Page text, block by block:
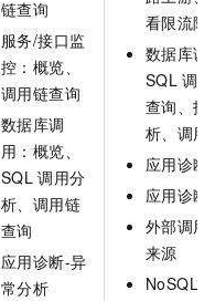
链查询
服务/接口监
控：概览、
调用链查询
数据库调
用：概览、
SQL 调用分
析、调用链
查询
应用诊断-异
常分析
看限流降
数据库调
SQL 调
查询、拓
析、调用
应用诊断
应用诊
外部调用
来源
NoSQL